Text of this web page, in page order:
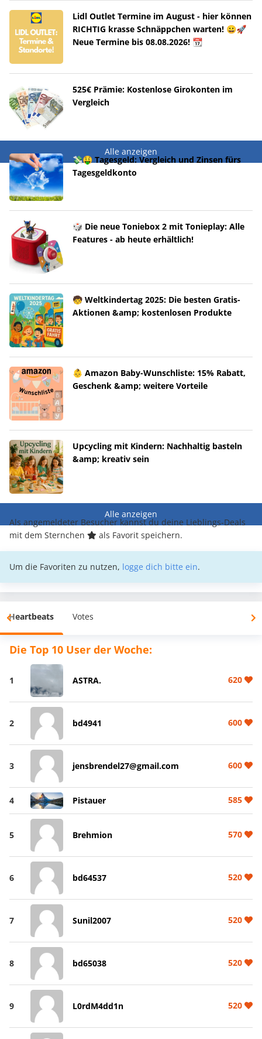
Lidl Outlet Termine im August - hier können
RICHTIG krasse Schnäppchen warten! 😀🚀
Neue Termine bis 08.08.2026! 📆
525€ Prämie: Kostenlose Girokonten im
Vergleich
Alle anzeigen
💸🤑 Tagesgeld: Vergleich und Zinsen fürs
Tagesgeldkonto
🎲 Die neue Toniebox 2 mit Tonieplay: Alle
Features - ab heute erhältlich!
🧒 Weltkindertag 2025: Die besten Gratis-
Aktionen &amp; kostenlosen Produkte
👶 Amazon Baby-Wunschliste: 15% Rabatt,
Geschenk &amp; weitere Vorteile
Upcycling mit Kindern: Nachhaltig basteln
&amp; kreativ sein
Alle anzeigen
Als angemeldeter Besucher kannst du deine Lieblings-Deals
mit dem Sternchen
als Favorit speichern.
Um die Favoriten zu nutzen, logge dich bitte ein.
Heartbeats Votes
Die Top 10 User der Woche:
1 ASTRA. 620
2 bd4941 600
3 jensbrendel27@gmail.com 600
4 Pistauer 585
5 Brehmion 570
6 bd64537 520
7 Sunil2007 520
8 bd65038 520
9 L0rdM4dd1n 520